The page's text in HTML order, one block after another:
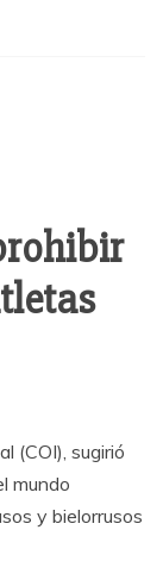
(COI), sugirió
mundo
y bielorrusos